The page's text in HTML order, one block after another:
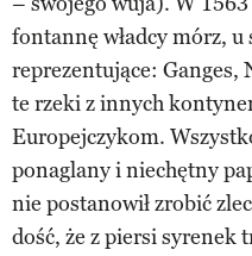
fontannę władcy mórz,
reprezentujące:
te rzeki z innych
Europejczykom.
ponaglany i niechętny
nie postanowił zrobić
dość, że z piersi syrenek